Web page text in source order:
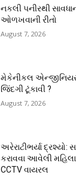
નકલી પનીરથી
ઓળખવાની રીતો
August 7, 2026
મેકેનીકલ એન્જીનિયર
જિંદગી ટૂંકાવી ?
August 7, 2026
અરેરાટીભર્યા દ્રશ્યો:
કરાવવા આવેલી
CCTV વાયરલ